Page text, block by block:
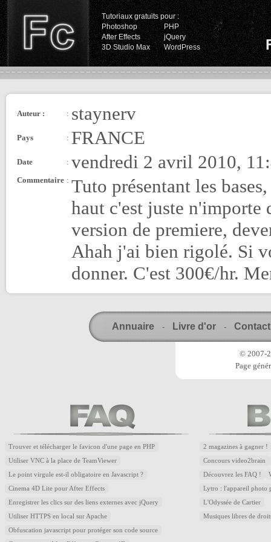
Tutoriaux gratuits pour :
Photoshop
PHP
After Effects
jQuery
3D Studio Max
WordPress
Auteur : : staynerv
Pays : FRANCE
Date : vendredi 2 avril 2010,
Commentaire : Tuto présentant les
haut c'est juste n'importe
version de premiere,
Ahah j'ai bien rigolé. Si
donner. C'est 300€/hr.
Annuaire - Livre d'or - Contact
© 2007-
Page
Trouver et télécharger le favicon d'une page en PHP
Utiliser VNC à la place de TeamViewer
Le point virgule est-il obligatoire en Javascript ?
Cinema 4D Lite pour After Effects
Enregistrer les clics sur des liens externes avec jQuery
Utiliser HTTPS en local sur Apache
Obfuscation javascript pour protéger son code source
2 magazines à gagner !
Concours video2brain
Découvrez les FAQ !
Lytro : l'appareil photo
L'Odyssée de Cartier
Musiques libres de